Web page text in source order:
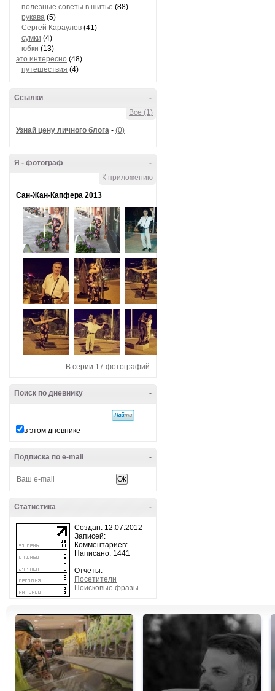
полезные советы в шитье (88)
рукава (5)
Сергей Караулов (41)
сумки (4)
юбки (13)
это интересно (48)
путешествия (4)
-
Ссылки
Все (1)
Узнай цену личного блога - (0)
-
Я - фотограф
К приложению
Сан-Жан-Капфера 2013
В серии 17 фотографий
-
Поиск по дневнику
в этом дневнике
-
Подписка по e-mail
-
Статистика
Создан: 12.07.2012
Записей:
Комментариев:
Написано: 1441
Отчеты:
Посетители
Поисковые фразы